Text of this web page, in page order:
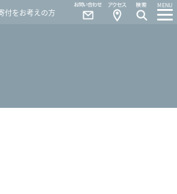
付をお考えの方
MENU
Access
Contact